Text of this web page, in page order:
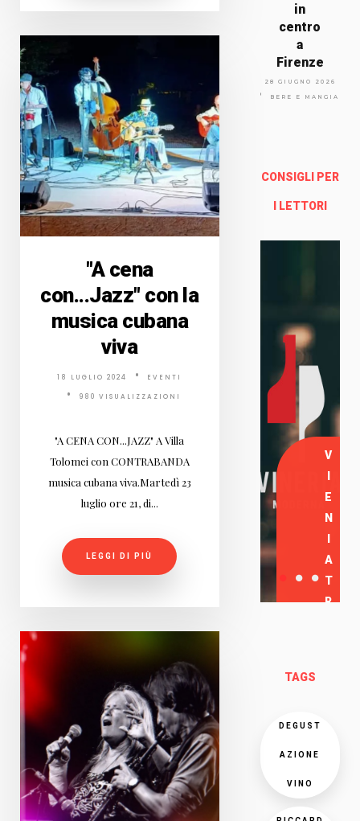
"A cena
con...Jazz" con la
musica cubana
viva
18 LUGLIO 2024 EVENTI
980 VISUALIZZAZIONI
"A CENA CON...JAZZ" A Villa
Tolomei con CONTRABANDA
musica cubana viva.Martedì 23
luglio ore 21, di...
LEGGI DI PIÙ
in
centro
a
Firenze
28 GIUGNO 2026
BERE E MANGIARE
CONSIGLI PER
I LETTORI
Via
Arno
nze
Enoteca Online e al dettaglio
V
E
N
A
T
R
TAGS
DEGUST
AZIONE
VINO